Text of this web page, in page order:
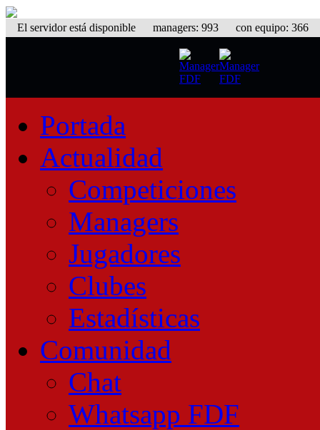
El servidor está disponible managers: 993 con equipo: 366
Portada
Actualidad
Competiciones
Managers
Jugadores
Clubes
Estadísticas
Comunidad
Chat
Whatsapp FDF